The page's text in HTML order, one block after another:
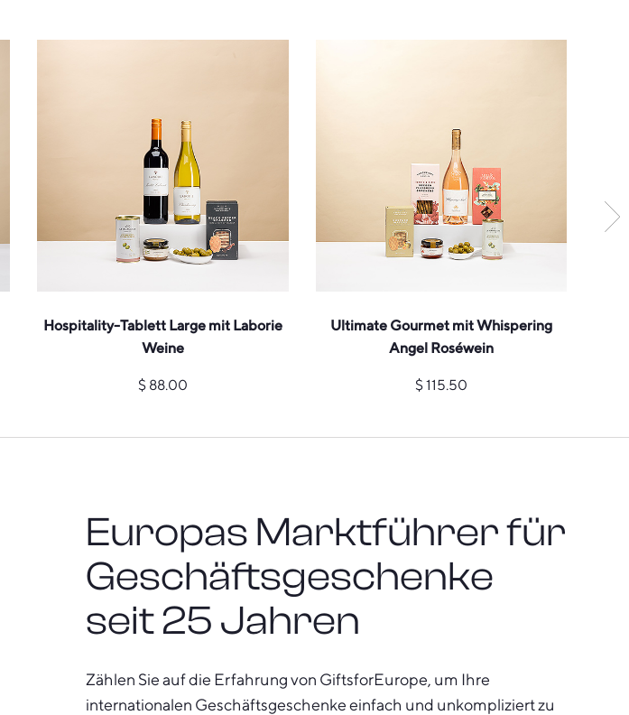
Hospitality-Tablett Large mit Laborie
Weine
$ 88.00
Ultimate Gourmet mit Whispering
Angel Roséwein
$115.50
Europas Marktführer für
Geschäftsgeschenke
seit 25 Jahren
Zählen Sie auf die Erfahrung von GiftsforEurope, um Ihre
internationalen Geschäftsgeschenke einfach und unkompliziert zu